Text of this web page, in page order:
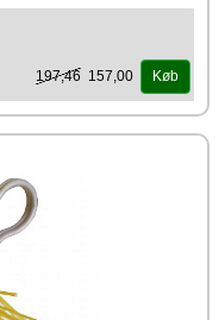
197,46 157,00 Køb